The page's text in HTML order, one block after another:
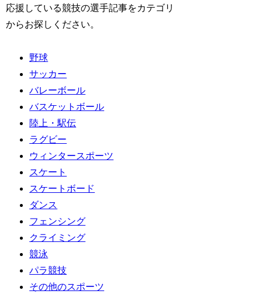
応援している競技の選手記事をカテゴリ
からお探しください。
野球
サッカー
バレーボール
バスケットボール
陸上・駅伝
ラグビー
ウィンタースポーツ
スケート
スケートボード
ダンス
フェンシング
クライミング
競泳
パラ競技
その他のスポーツ